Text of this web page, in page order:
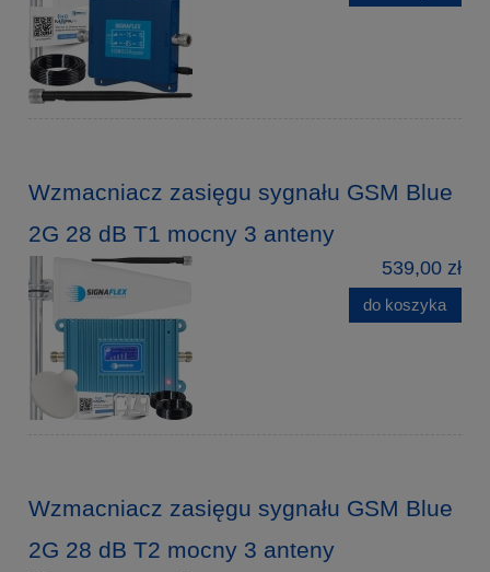
Wzmacniacz zasięgu sygnału GSM Blue
2G 28 dB T1 mocny 3 anteny
539,00 zł
do koszyka
Wzmacniacz zasięgu sygnału GSM Blue
2G 28 dB T2 mocny 3 anteny